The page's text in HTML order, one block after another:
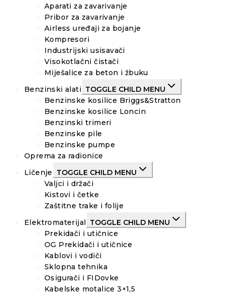
Aparati za zavarivanje
Pribor za zavarivanje
Airless uređaji za bojanje
Kompresori
Industrijski usisavači
Visokotlačni čistači
Miješalice za beton i žbuku
Benzinski alati TOGGLE CHILD MENU
Benzinske kosilice Briggs&Stratton
Benzinske kosilice Loncin
Benzinski trimeri
Benzinske pile
Benzinske pumpe
Oprema za radionice
Ličenje
TOGGLE CHILD MENU
Valjci i držači
Kistovi i četke
Zaštitne trake i folije
Elektromaterijal TOGGLE CHILD MENU
Prekidači i utičnice
OG Prekidači i utičnice
Kablovi i vodiči
Sklopna tehnika
Osigurači i FIDovke
Kabelske motalice 3×1,5